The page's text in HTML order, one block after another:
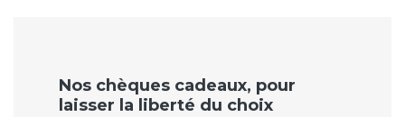
Nos chèques cadeaux, pour
laisser la liberté du choix